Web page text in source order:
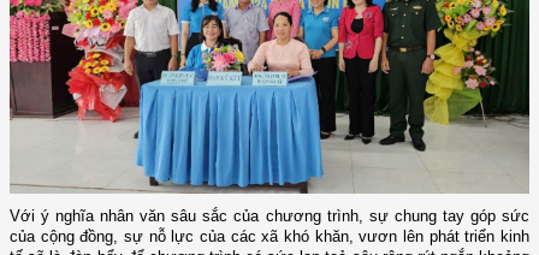
Với ý nghĩa nhân văn sâu sắc của chương trình, sự chung tay góp sức
của cộng đồng, sự nỗ lực của các xã khó khăn, vươn lên phát triển kinh